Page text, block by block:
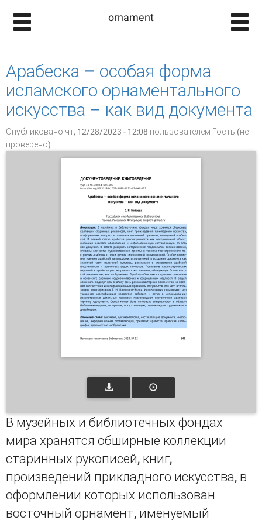
ornament
Арабеска – особая форма
исламского орнаментального
искусства – как вид документа
Опубликовано чт, 12/28/2023 - 12:08 пользователем Гость (не
проверено)
В музейных и библиотечных фондах
мира хранятся обширные коллекции
старинных рукописей, книг,
произведений прикладного искусства, в
оформлении которых использован
восточный орнамент, именуемый